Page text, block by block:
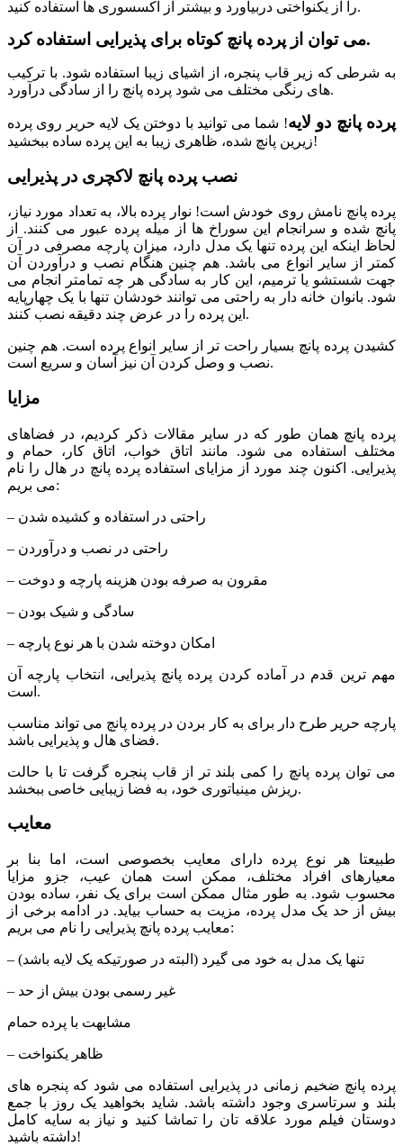
را از یکنواختی دربیاورد و بیشتر از اکسسوری ها استفاده کنید.
می توان از پرده پانچ کوتاه برای پذیرایی استفاده کرد.
به شرطی که زیر قاب پنجره، از اشیای زیبا استفاده شود. با ترکیب
های رنگی مختلف می شود پرده پانچ را از سادگی درآورد.
پرده پانچ دو لایه! شما می توانید با دوختن یک لایه حریر روی پرده
زیرین پانچ شده، ظاهری زیبا به این پرده ساده ببخشید!
نصب پرده پانچ لاکچری در پذیرایی
پرده پانچ نامش روی خودش است! نوار پرده بالا، به تعداد مورد نیاز،
پانچ شده و سرانجام این سوراخ ها از میله پرده عبور می کنند. از
لحاظ اینکه این پرده تنها یک مدل دارد، میزان پارچه مصرفی در آن
کمتر از سایر انواع می باشد. هم چنین هنگام نصب و درآوردن آن
جهت شستشو یا ترمیم، این کار به سادگی هر چه تمامتر انجام می
شود. بانوان خانه دار به راحتی می توانند خودشان تنها با یک چهارپایه
این پرده را در عرض چند دقیقه نصب کنند.
کشیدن پرده پانچ بسیار راحت تر از سایر انواع پرده است. هم چنین
نصب و وصل کردن آن نیز آسان و سریع است.
مزایا
پرده پانچ همان طور که در سایر مقالات ذکر کردیم، در فضاهای
مختلف استفاده می شود. مانند اتاق خواب، اتاق کار، حمام و
پذیرایی. اکنون چند مورد از مزایای استفاده پرده پانچ در هال را نام
می بریم:
– راحتی در استفاده و کشیده شدن
– راحتی در نصب و درآوردن
– مقرون به صرفه بودن هزینه پارچه و دوخت
– سادگی و شیک بودن
– امکان دوخته شدن با هر نوع پارچه
مهم ترین قدم در آماده کردن پرده پانچ پذیرایی، انتخاب پارچه آن
است.
پارچه حریر طرح دار برای به کار بردن در پرده پانچ می تواند مناسب
فضای هال و پذیرایی باشد.
می توان پرده پانچ را کمی بلند تر از قاب پنجره گرفت تا با حالت
ریزش مینیاتوری خود، به فضا زیبایی خاصی ببخشد.
معایب
طبیعتا هر نوع پرده دارای معایب بخصوصی است، اما بنا بر
معیارهای افراد مختلف، ممکن است همان عیب، جزو مزایا
محسوب شود. به طور مثال ممکن است برای یک نفر، ساده بودن
بیش از حد یک مدل پرده، مزیت به حساب بیاید. در ادامه برخی از
معایب پرده پانچ پذیرایی را نام می بریم:
– تنها یک مدل به خود می گیرد (البته در صورتیکه یک لایه باشد)
– غیر رسمی بودن بیش از حد
مشابهت با پرده حمام
– ظاهر یکنواخت
پرده پانچ ضخیم زمانی در پذیرایی استفاده می شود که پنجره های
بلند و سرتاسری وجود داشته باشد. شاید بخواهید یک روز با جمع
دوستان فیلم مورد علاقه تان را تماشا کنید و نیاز به سایه کامل
داشته باشید!